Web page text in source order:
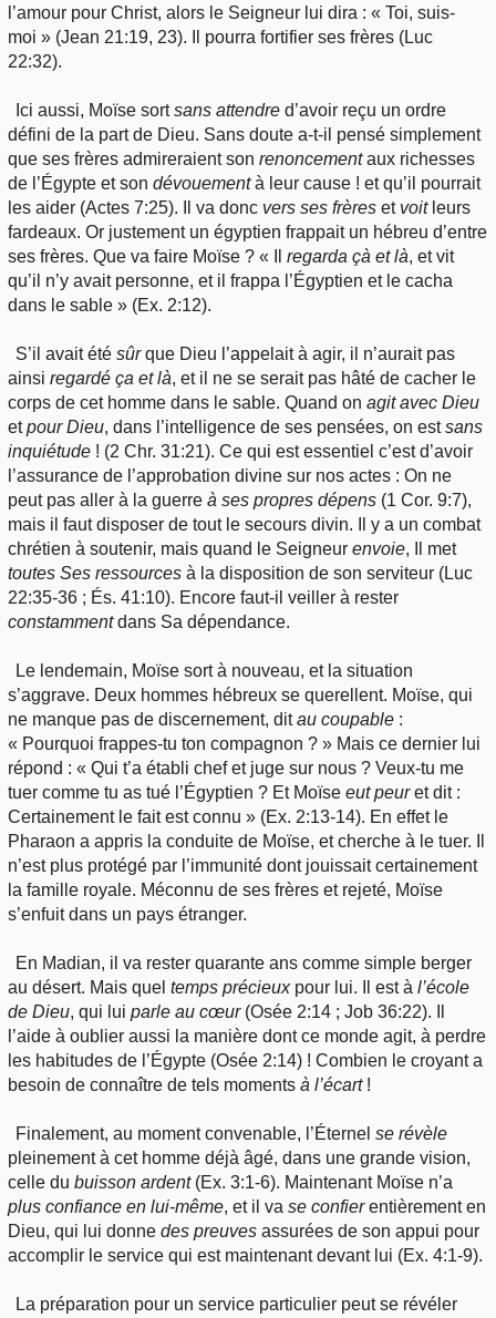
l’amour pour Christ, alors le Seigneur lui dira : « Toi, suis-
moi » (Jean 21:19, 23). Il pourra fortifier ses frères (Luc
22:32).
Ici aussi, Moïse sortsans attendre d’avoir reçu un ordre
défini de la part de Dieu. Sans doute a-t-il pensé simplement
que ses frères admireraient son renoncementaux richesses
de l’Égypte et son dévouementà leur cause ! et qu’il pourrait
les aider (Actes 7:25). Il va donc vers ses frères et voitleurs
fardeaux. Or justement un égyptien frappait un hébreu d’entre
ses frères. Que va faire Moïse ? « Il regarda çà et là, et vit
qu’il n’y avait personne, et il frappa l’Égyptien et le cacha
dans le sable » (Ex. 2:12).
S’il avait étésûrque Dieu l’appelait à agir, il n’aurait pas
ainsi regardé ça et là, et il ne se serait pas hâté de cacher le
corps de cet homme dans le sable. Quand on agit avec Dieu
etpour Dieu, dans l’intelligence de ses pensées, on estsans
inquiétude ! (2 Chr. 31:21). Ce qui est essentiel c’est d’avoir
l’assurance de l’approbation divine sur nos actes : On ne
peut pas aller à la guerre à ses propres dépens (1 Cor. 9:7),
mais il faut disposer de tout le secours divin. Il y a un combat
chrétien à soutenir, mais quand le Seigneur envoie, Il met
toutes Ses ressources à la disposition de son serviteur (Luc
22:35-36 ; És. 41:10). Encore faut-il veiller à rester
constammentdans Sa dépendance.
Le lendemain, Moïse sort à nouveau, et la situation
s’aggrave. Deux hommes hébreux se querellent. Moïse, qui
ne manque pas de discernement, ditau coupable :
« Pourquoi frappes-tu ton compagnon ? » Mais ce dernier lui
répond : « Qui t’a établi chef et juge sur nous ? Veux-tu me
tuer comme tu as tué l’Égyptien ? Et Moïse eutpeuret dit :
Certainement le fait est connu » (Ex. 2:13-14). En effet le
Pharaon a appris la conduite de Moïse, et cherche à le tuer. Il
n’est plus protégé par l’immunité dont jouissait certainement
la famille royale. Méconnu de ses frères et rejeté, Moïse
s’enfuit dans un pays étranger.
En Madian, il va rester quarante ans comme simple berger
au désert. Mais quel temps précieuxpour lui. Il est à l’école
de Dieu, qui lui parle au cœur(Osée 2:14 ; Job 36:22). Il
l’aide à oublier aussi la manière dont ce monde agit, à perdre
les habitudes de l’Égypte (Osée 2:14) ! Combien le croyant a
besoin de connaître de tels moments à l’écart!
Finalement, au moment convenable, l’Éternelse révèle
pleinement à cet homme déjà âgé, dans une grande vision,
celle du buisson ardent(Ex. 3:1-6). Maintenant Moïse n’a
plus confiance en lui-même, et il va se confierentièrement en
Dieu, qui lui donne des preuves assurées de son appui pour
accomplir le service qui est maintenant devant lui (Ex. 4:1-9).
La préparation pour un service particulier peut se révéler